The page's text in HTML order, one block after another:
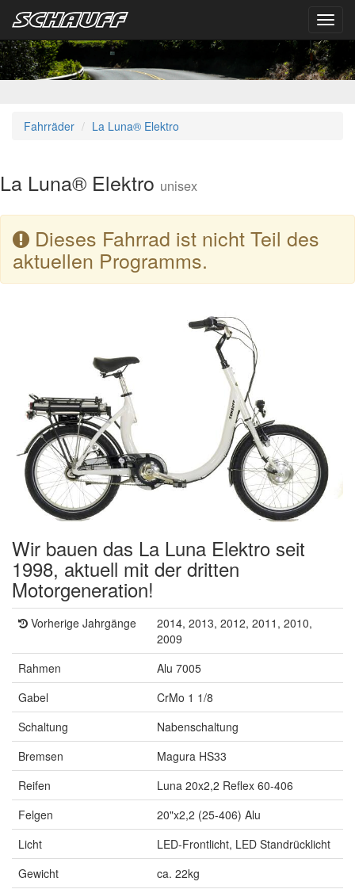
Fahrräder La Luna® Elektro
La Luna® Elektro unisex
Dieses Fahrrad ist nicht Teil des
aktuellen Programms.
Wir bauen das La Luna Elektro seit
1998, aktuell mit der dritten
Motorgeneration!
Vorherige Jahrgänge
2014, 2013, 2012, 2011, 2010,
2009
Rahmen
Alu 7005
Gabel
CrMo 1 1/8
Schaltung
Nabenschaltung
Bremsen
Magura HS33
Reifen
Luna 20x2,2 Reflex 60-406
Felgen
20"x2,2 (25-406) Alu
Licht
LED-Frontlicht, LED Standrücklicht
Gewicht
ca. 22kg